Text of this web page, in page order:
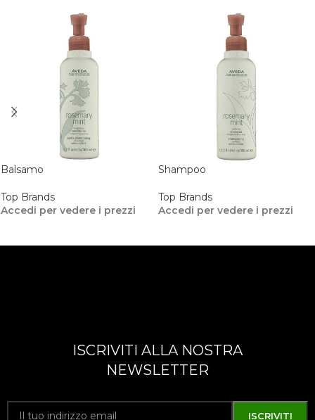
Balsamo
Top Brands
Accedi per vedere i prezzi
Shampoo
Top Brands
Accedi per vedere i prezzi
ISCRIVITI ALLA NOSTRA
NEWSLETTER